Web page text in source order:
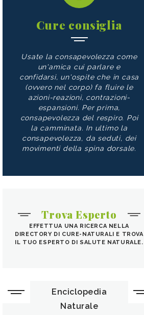
Cure consiglia
Usate la consapevolezza come
un'amica cui parlare e
confidarsi, un'ospite che in casa
(ovvero nel corpo) fa fluire le
azioni-reazioni, contrazioni-
espansioni. Per prima,
consapevolezza del respiro. Poi
la camminata. In ultimo la
consapevolezza, da seduti, dei
movimenti della spina dorsale.
Trova Esperto
EFFETTUA UNA RICERCA NELLA
DIRECTORY DI CURE-NATURALI E TROVA
IL TUO ESPERTO DI SALUTE NATURALE.
Enciclopedia
Naturale